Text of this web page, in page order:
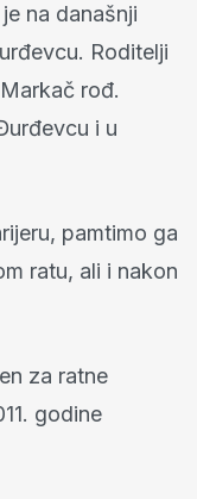
na današnji
Roditelji
rođ.
i u
pamtimo ga
ratu, ali i nakon
za ratne
godine